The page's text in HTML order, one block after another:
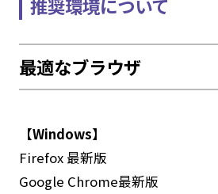
推奨環境について
最適なブラウザ
【Windows】
Firefox 最新版
Google Chrome最新版